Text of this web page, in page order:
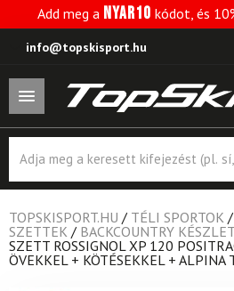
Add meg a NYAR10 kódot, és
info@topskisport.hu
search
TOPSKISPORT.HU / TÉLI SPORTOK /
SZETTEK / BACKCOUNTRY
SZETT ROSSIGNOL XP 120
ÖVEKKEL + KÖTÉSEKKEL + ALPINA